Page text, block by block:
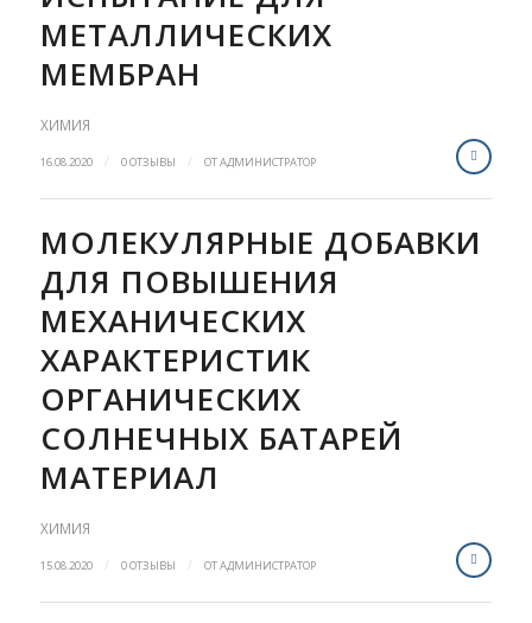
МЕТАЛЛИЧЕСКИХ
МЕМБРАН
ХИМИЯ
16.08.2020 / 0 ОТЗЫВЫ / ОТАДМИНИСТРАТОР
МОЛЕКУЛЯРНЫЕ ДОБАВКИ
ДЛЯ ПОВЫШЕНИЯ
МЕХАНИЧЕСКИХ
ХАРАКТЕРИСТИК
ОРГАНИЧЕСКИХ
СОЛНЕЧНЫХ БАТАРЕЙ
МАТЕРИАЛ
ХИМИЯ
15.08.2020 / 0 ОТЗЫВЫ / ОТАДМИНИСТРАТОР